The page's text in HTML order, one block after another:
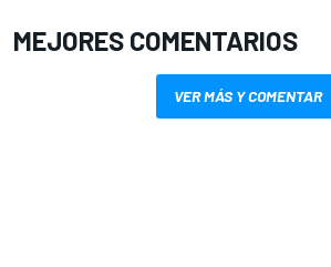
MEJORES COMENTARIOS
VER MÁS Y COMENTAR